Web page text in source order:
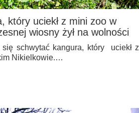
który uciekł z mini zoo w
wiosny żył na wolności
się schwytać kangura, który uciekł z
Nikielkowie.…